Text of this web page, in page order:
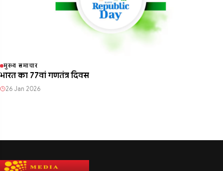
मुख्य समाचार
भारत का 77वां गणतंत्र दिवस
26 Jan 2026